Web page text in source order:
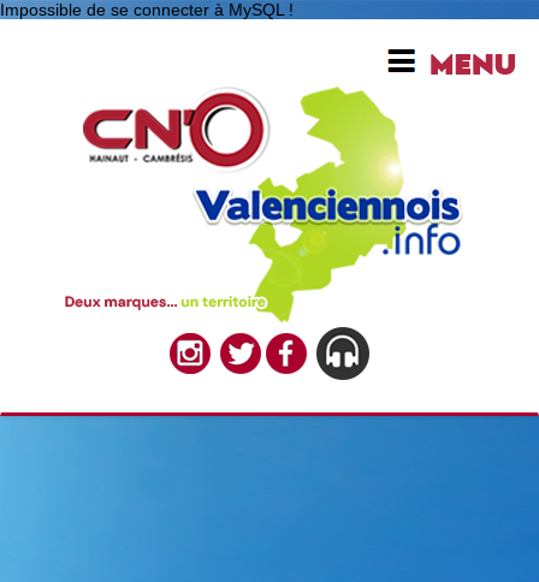
Impossible de se connecter à MySQL !